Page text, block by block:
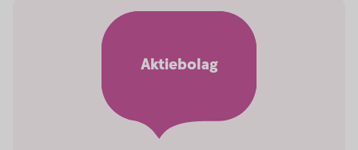
Aktiebolag